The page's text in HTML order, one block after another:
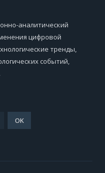
аналитический
цифровой
тренды,
событий,